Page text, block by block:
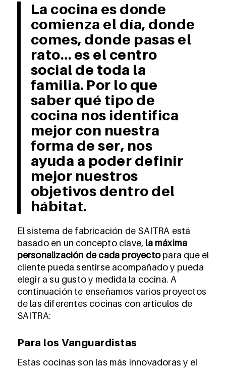
La cocina es donde
comienza el día, donde
comes, donde pasas el
rato… es el centro
social de toda la
familia. Por lo que
saber qué tipo de
cocina nos identifica
mejor con nuestra
forma de ser, nos
ayuda a poder definir
mejor nuestros
objetivos dentro del
hábitat.
El sistema de fabricación de SAITRA está
basado en un concepto clave, la máxima
personalización de cada proyectopara que el
cliente pueda sentirse acompañado y pueda
elegir a su gusto y medida la cocina. A
continuación te enseñamos varios proyectos
de las diferentes cocinas con artículos de
SAITRA:
Para los Vanguardistas
Estas cocinas son las más innovadoras y el